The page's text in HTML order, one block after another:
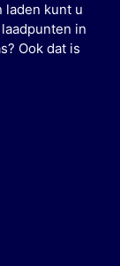
laden kunt u
in
Ook dat is